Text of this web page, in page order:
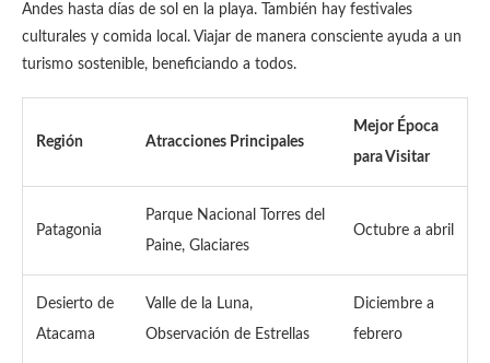
Andes hasta días de sol en la playa. También hay festivales
culturales y comida local. Viajar de manera consciente ayuda a un
turismo sostenible, beneficiando a todos.
Región Atracciones Principales
Mejor Época
para Visitar
Patagonia
Parque Nacional Torres del
Paine, Glaciares
Octubre a abril
Desierto de
Atacama
Valle de la Luna,
Observación de Estrellas
Diciembre a
febrero